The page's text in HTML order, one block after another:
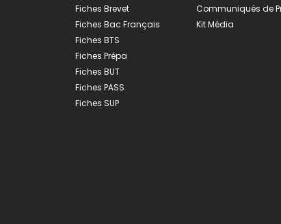
Fiches Brevet
Fiches Bac Français
Fiches BTS
Fiches Prépa
Fiches BUT
Fiches PASS
Fiches SUP
Communiqués de
Kit Média